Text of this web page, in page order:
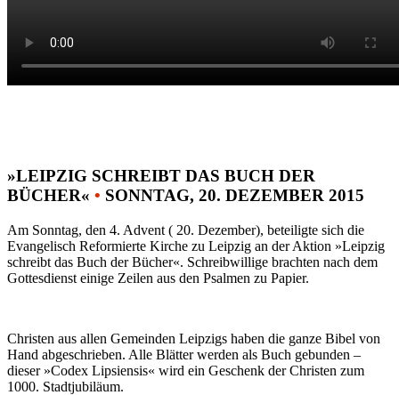
»LEIPZIG SCHREIBT DAS BUCH DER
BÜCHER« • SONNTAG, 20. DEZEMBER 2015
Am Sonntag, den 4. Advent ( 20. Dezember), beteiligte sich die
Evangelisch Reformierte Kirche zu Leipzig an der Aktion »Leipzig
schreibt das Buch der Bücher«. Schreibwillige brachten nach dem
Gottesdienst einige Zeilen aus den Psalmen zu Papier.
Christen aus allen Gemeinden Leipzigs haben die ganze Bibel von
Hand abgeschrieben. Alle Blätter werden als Buch gebunden –
dieser »Codex Lipsiensis« wird ein Geschenk der Christen zum
1000. Stadtjubiläum.